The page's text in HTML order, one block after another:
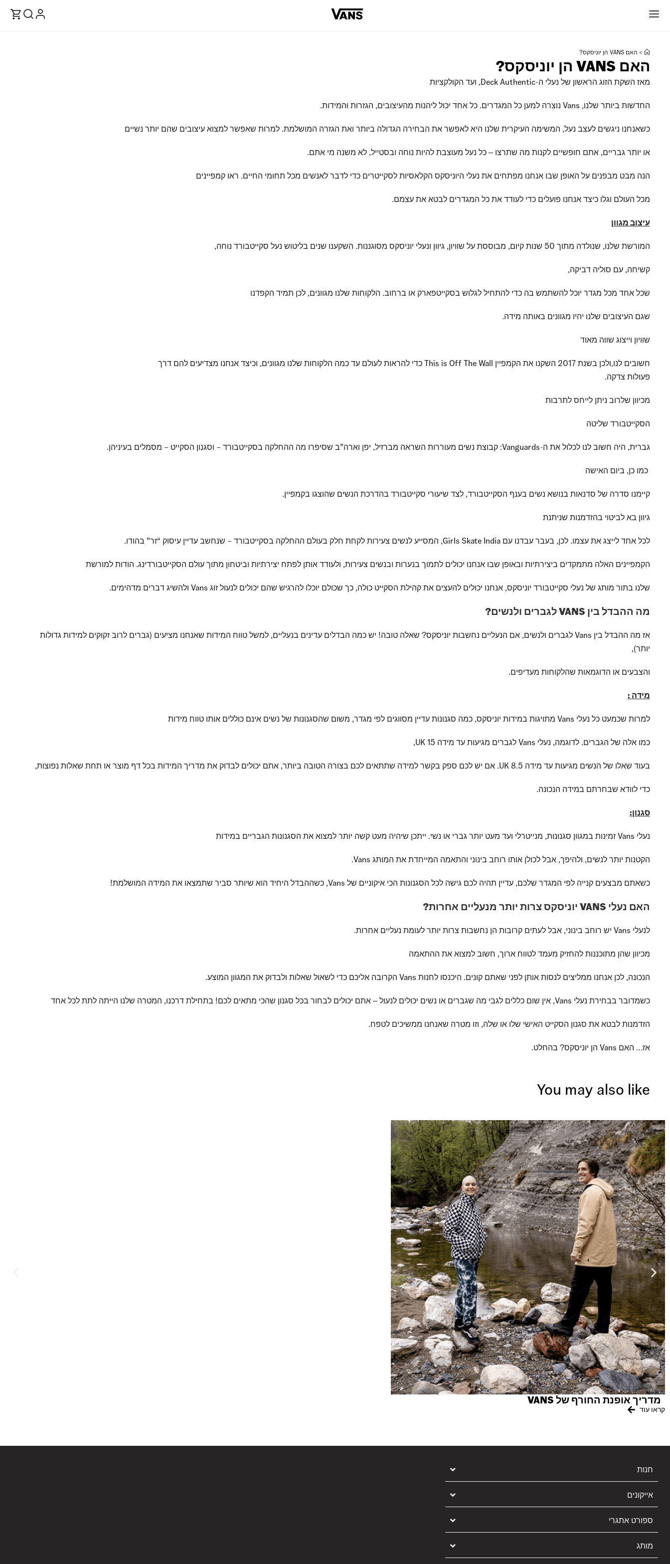
> האם VANS הן יוניסקס?
האם VANS הן יוניסקס?
מאז השקת הזוג הראשון של נעלי ה-Deck Authentic, ועד הקולקציות
החדשות ביותר שלנו, Vans נוצרה למען כל המגדרים. כל אחד יכול ליהנות מהעיצובים, הגזרות והמידות.
כשאנחנו ניגשים לעצב נעל, המשימה העיקרית שלנו היא לאפשר את הבחירה הגדולה ביותר ואת הגזרה המושלמת. למרות שאפשר למצוא עיצובים שהם יותר נשיים
או יותר גבריים, אתם חופשיים לקנות מה שתרצו ‒ כל נעל מעוצבת להיות נוחה ובסטייל, לא משנה מי אתם.
הנה מבט מבפנים על האופן שבו אנחנו מפתחים את נעלי היוניסקס הקלאסיות לסקייטרים כדי לדבר לאנשים מכל תחומי החיים. ראו קמפיינים
מכל העולם וגלו כיצד אנחנו פועלים כדי לעודד את כל המגדרים לבטא את עצמם.
עיצוב מגוון
המורשת שלנו, שנולדה מתוך 50 שנות קיום, מבוססת על שוויון, גיוון ונעלי יוניסקס מסוגננות. השקענו שנים בליטוש נעל סקייטבורד נוחה,
קשיחה, עם סוליה דביקה,
שכל אחד מכל מגדר יוכל להשתמש בה כדי להתחיל לגלוש בסקייטפארק או ברחוב. הלקוחות שלנו מגוונים, לכן תמיד הקפדנו
שגם העיצובים שלנו יהיו מגוונים באותה מידה.
שוויון וייצוג שווה מאוד
חשובים לנו,ולכן בשנת 2017 השקנו את הקמפיין This is Off The Wall כדי להראות לעולם עד כמה הלקוחות שלנו מגוונים, וכיצד אנחנו מצדיעים להם דרך
פעולות צדקה.
מכיוון שלרוב ניתן לייחס לתרבות
הסקייטבורד שליטה
גברית, היה חשוב לנו לכלול את ה-Vanguards: קבוצת נשים מעוררות השראה מברזיל, יפן וארה”ב שסיפרו מה ההחלקה בסקייטבורד – וסגנון הסקייט – מסמלים בעיניהן.
כמו כן, ביום האישה
קיימנו סדרה של סדנאות בנושא נשים בענף הסקייטבורד, לצד שיעורי סקייטבורד בהדרכת הנשים שהוצגו בקמפיין.
גיוון בא לביטוי בהזדמנות שניתנת
לכל אחד לייצג את עצמו. לכן, בעבר עבדנו עם Girls Skate India, המסייע לנשים צעירות לקחת חלק בעולם ההחלקה בסקייטבורד – שנחשב עדיין עיסוק “זר” בהודו.
הקמפיינים האלה מתמקדים ביצירתיות ובאופן שבו אנחנו יכולים לתמוך בנערות ובנשים צעירות, ולעודד אותן לפתח יצירתיות וביטחון מתוך עולם הסקייטבורדינג. הודות למורשת
שלנו בתור מותג של נעלי סקייטבורד יוניסקס, אנחנו יכולים להעצים את קהילת הסקייט כולה, כך שכולם יוכלו להרגיש שהם יכולים לנעול זוג Vans ולהשיג דברים מדהימים.
מה ההבדל בין VANS לגברים ולנשים?
אז מה ההבדל בין Vans לגברים ולנשים, אם הנעליים נחשבות יוניסקס? שאלה טובה! יש כמה הבדלים עדינים בנעליים, למשל טווח המידות שאנחנו מציעים (גברים לרוב זקוקים למידות גדולות
יותר),
והצבעים או הדוגמאות שהלקוחות מעדיפים.
מידה :
למרות שכמעט כל נעלי Vans מתויגות במידות יוניסקס, כמה סגנונות עדיין מסווגים לפי מגדר, משום שהסגנונות של נשים אינם כוללים אותו טווח מידות
כמו אלה של הגברים. לדוגמה, נעלי Vans לגברים מגיעות עד מידה UK 15,
בעוד שאלו של הנשים מגיעות עד מידה UK 8.5. אם יש לכם ספק בקשר למידה שתתאים לכם בצורה הטובה ביותר, אתם יכולים לבדוק את מדריך המידות בכל דף מוצר או תחת שאלות נפוצות,
כדי לוודא שבחרתם במידה הנכונה.
סגנון:
נעלי Vans זמינות במגוון סגנונות, מנייטרלי ועד מעט יותר גברי או נשי. ייתכן שיהיה מעט קשה יותר למצוא את הסגנונות הגבריים במידות
הקטנות יותר לנשים, ולהיפך, אבל לכולן אותו רוחב בינוני והתאמה המייחדת את המותג Vans.
כשאתם מבצעים קנייה לפי המגדר שלכם, עדיין תהיה לכם גישה לכל הסגנונות הכי איקוניים של Vans, כשההבדל היחיד הוא שיותר סביר שתמצאו את המידה המושלמת!
האם נעלי VANS יוניסקס צרות יותר מנעליים אחרות?
לנעלי Vans יש רוחב בינוני, אבל לעתים קרובות הן נחשבות צרות יותר לעומת נעליים אחרות.
מכיוון שהן מתוכננות להחזיק מעמד לטווח ארוך, חשוב למצוא את ההתאמה
הנכונה, לכן אנחנו ממליצים לנסות אותן לפני שאתם קונים. היכנסו לחנות Vans הקרובה אליכם כדי לשאול שאלות ולבדוק את המגוון המוצע.
כשמדובר בבחירת נעלי Vans, אין שום כללים לגבי מה שגברים או נשים יכולים לנעול ‒ אתם יכולים לבחור בכל סגנון שהכי מתאים לכם! בתחילת דרכנו, המטרה שלנו הייתה לתת לכל אחד
הזדמנות לבטא את סגנון הסקייט האישי שלו או שלה, וזו מטרה שאנחנו ממשיכים לטפח.
אז… האם Vans הן יוניסקס? בהחלט.
You may also like
מדריך אופנת החורף של VANS
קראו עוד
חנות
אייקונים
ספורט אתגרי
מותג